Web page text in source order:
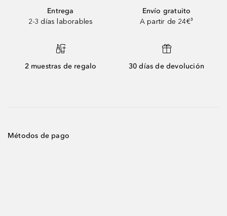
Entrega
2-3 días laborables
Envío gratuito
A partir de 24€³
2 muestras de regalo 30 días de devolución
Métodos de pago